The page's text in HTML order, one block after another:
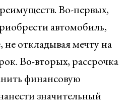
Во-первых,
автомобиль,
откладывая мечту на
Во-вторых, рассрочка
финансовую
значительный